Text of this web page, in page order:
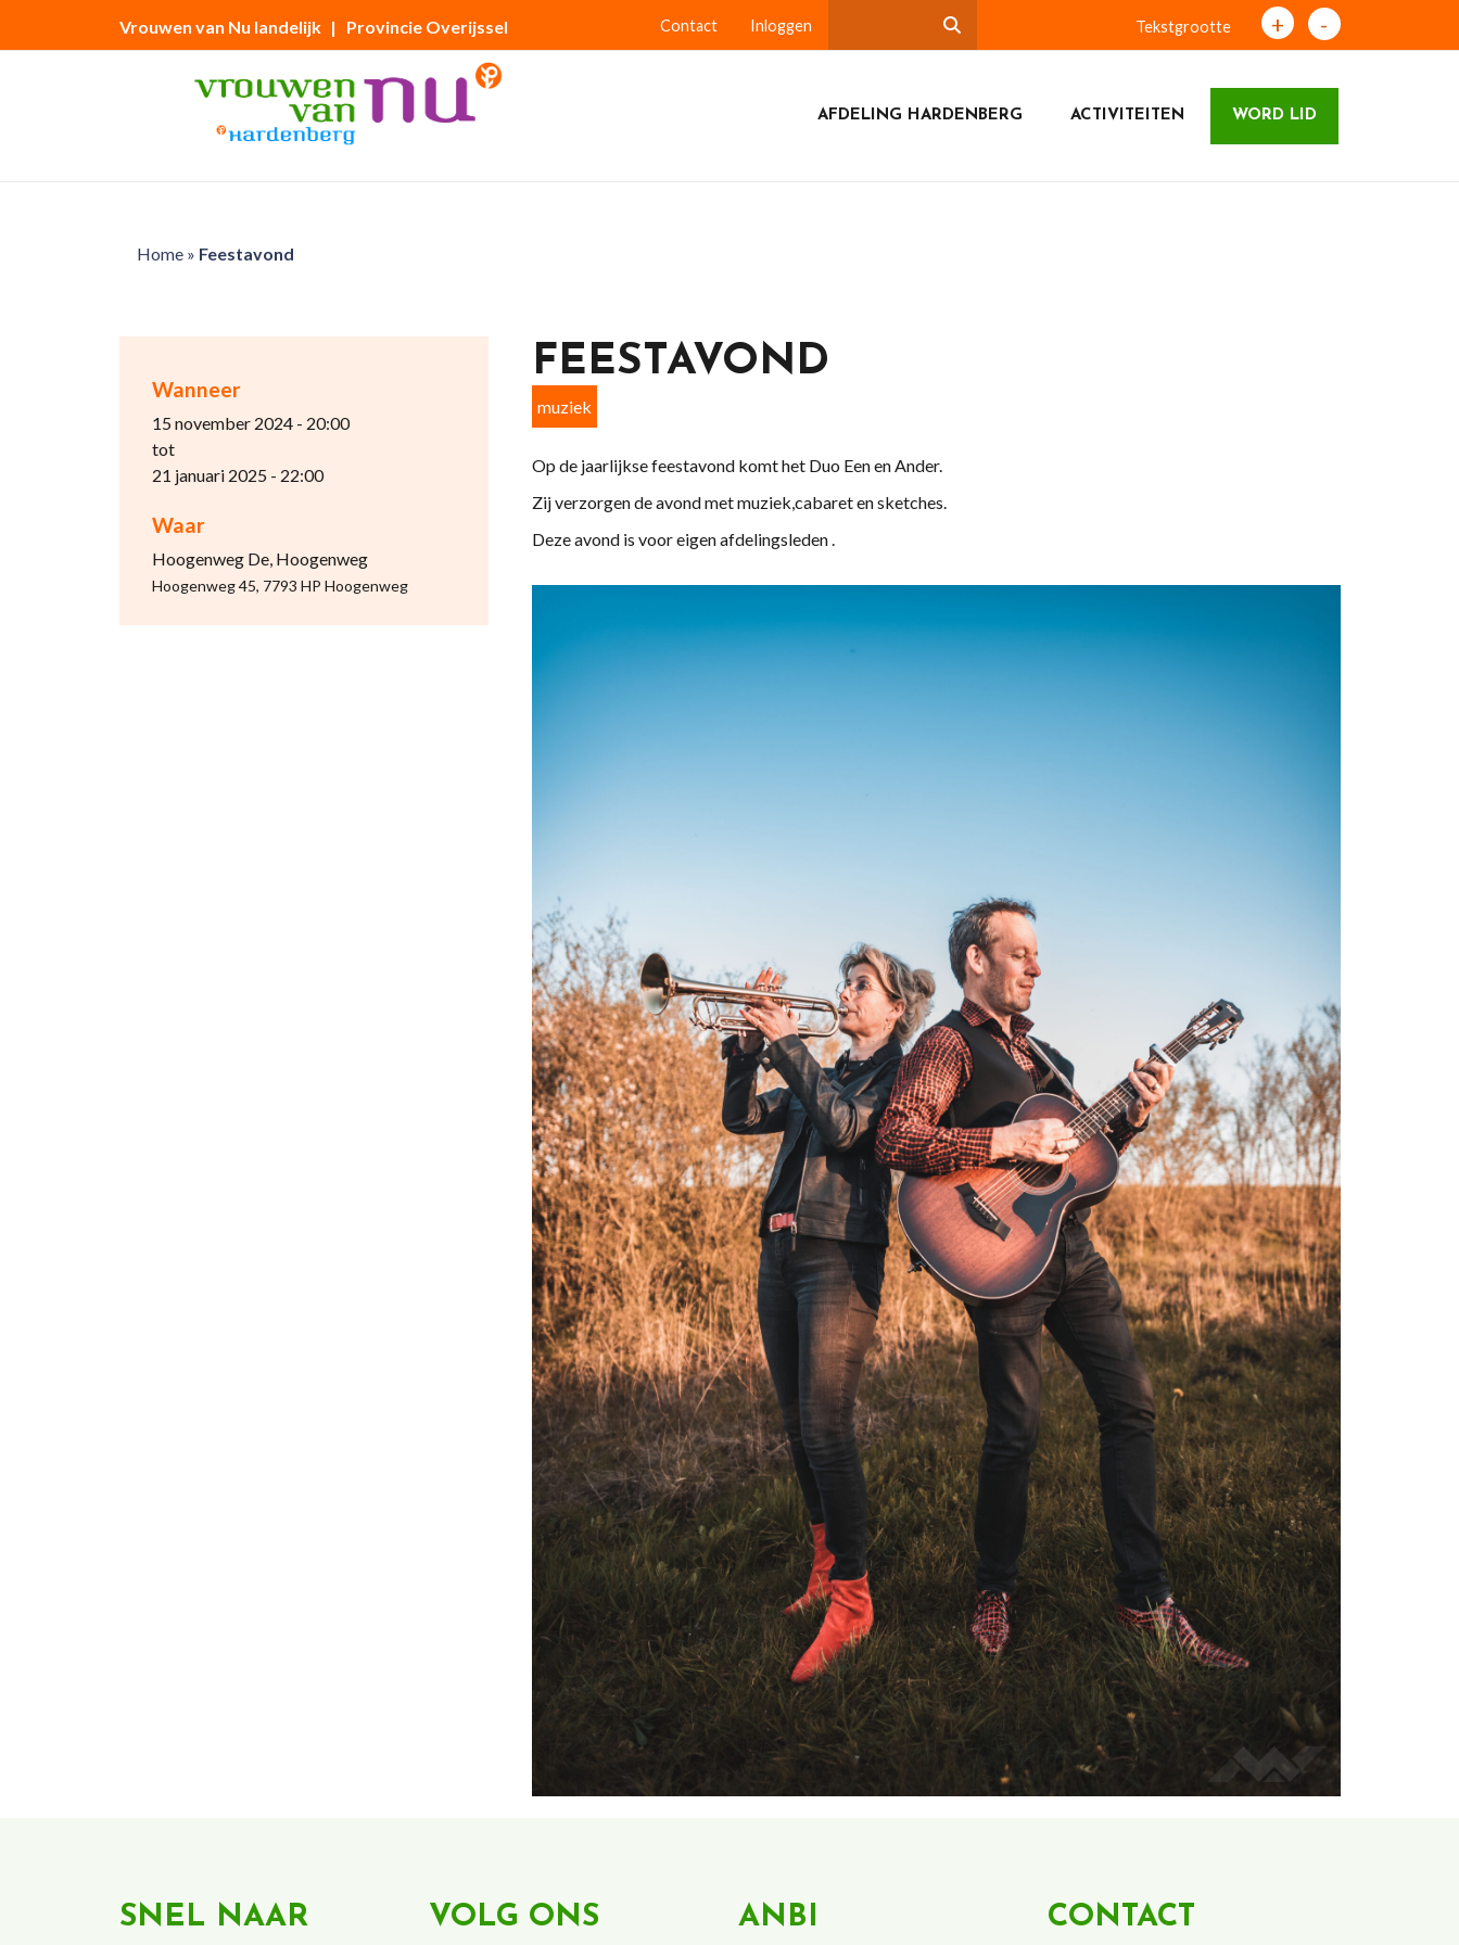
Vrouwen van Nu landelijk | Provincie Overijssel Contact Inloggen Tekstgrootte + -
AFDELING HARDENBERG ACTIVITEITEN WORD LID
Home» Feestavond
Wanneer
15 november 2024 - 20:00
tot
21 januari 2025 - 22:00
Waar
Hoogenweg De, Hoogenweg
Hoogenweg 45, 7793 HP Hoogenweg
FEESTAVOND
muziek
Op de jaarlijkse feestavond komt het Duo Een en Ander.
Zij verzorgen de avond met muziek,cabaret en sketches.
Deze avond is voor eigen afdelingsleden .
SNEL NAAR VOLG ONS ANBI CONTACT